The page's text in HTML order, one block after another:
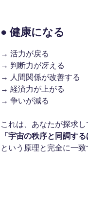
● 健康になる
→ 活力が戻る
→ 判断力が冴える
→ 人間関係が改善する
→ 経済力が上がる
→ 争いが減る
これは、あなたが探求し
「宇宙の秩序と同調す
という原理と完全に一致